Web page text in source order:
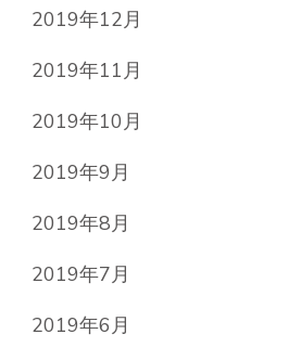
2019年12月
2019年11月
2019年10月
2019年9月
2019年8月
2019年7月
2019年6月